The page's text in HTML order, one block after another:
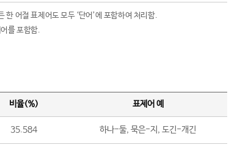
어절 표제어도 모두 ‘단어’에 포함하여 처리함.
를 포함함.
비율(%) 표제어 예
35.584 하나-둘, 묵은-지, 도긴-개긴